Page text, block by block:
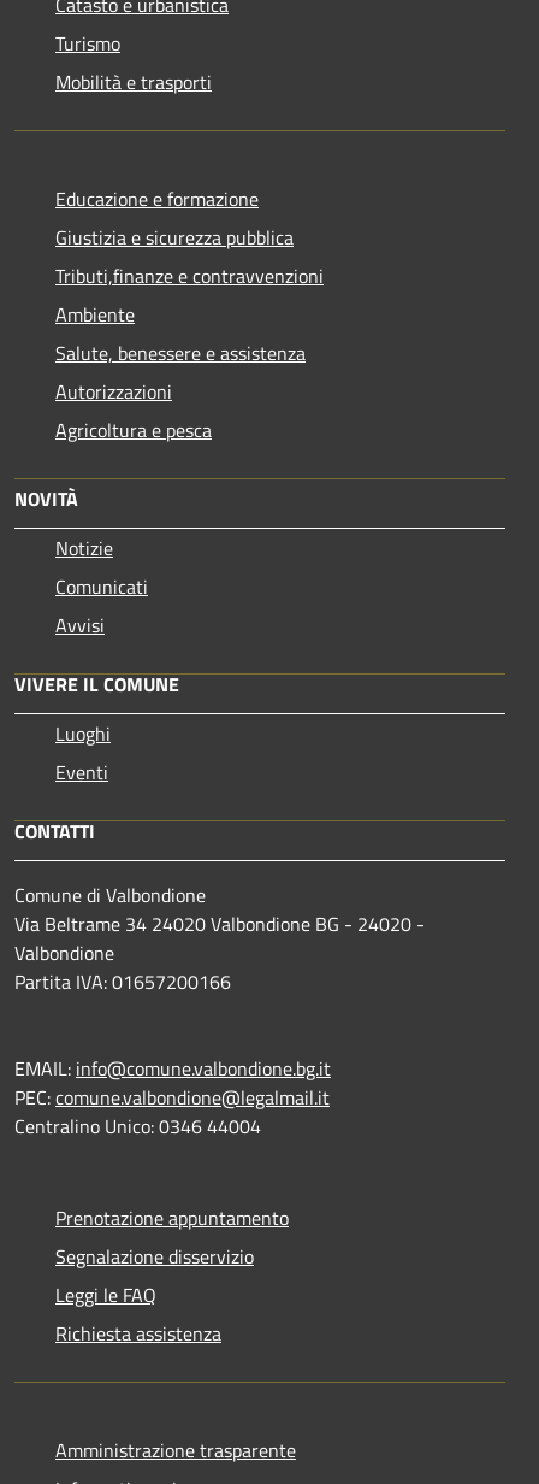
Turismo
Mobilità e trasporti
Educazione e formazione
Giustizia e sicurezza pubblica
Tributi,finanze e contravvenzioni
Ambiente
Salute, benessere e assistenza
Autorizzazioni
Agricoltura e pesca
NOVITÀ
Notizie
Comunicati
Avvisi
VIVERE IL COMUNE
Luoghi
Eventi
CONTATTI
Comune di Valbondione
Via Beltrame 34 24020 Valbondione BG - 24020 -
Valbondione
Partita IVA: 01657200166
EMAIL: info@comune.valbondione.bg.it
PEC:comune.valbondione@legalmail.it
Centralino Unico: 0346 44004
Prenotazione appuntamento
Segnalazione disservizio
Leggi le FAQ
Richiesta assistenza
Amministrazione trasparente